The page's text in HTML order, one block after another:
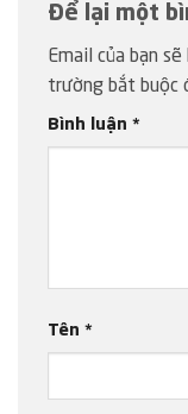
Để lại một
Email của bạn
trường bắt buộc
Bình luận *
Tên *